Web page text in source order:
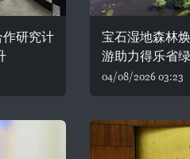
研究计
宝石湿地森林
游助力得乐省
04/08/2026 03:23